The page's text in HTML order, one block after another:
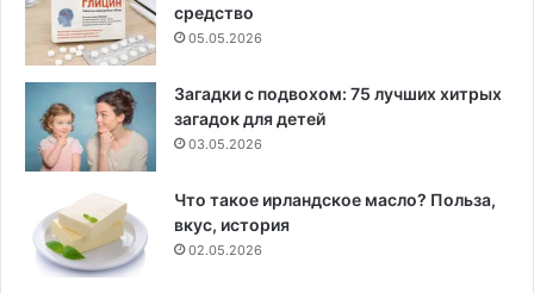
средство
05.05.2026
Загадки с подвохом: 75 лучших хитрых
загадок для детей
03.05.2026
Что такое ирландское масло? Польза,
вкус, история
02.05.2026